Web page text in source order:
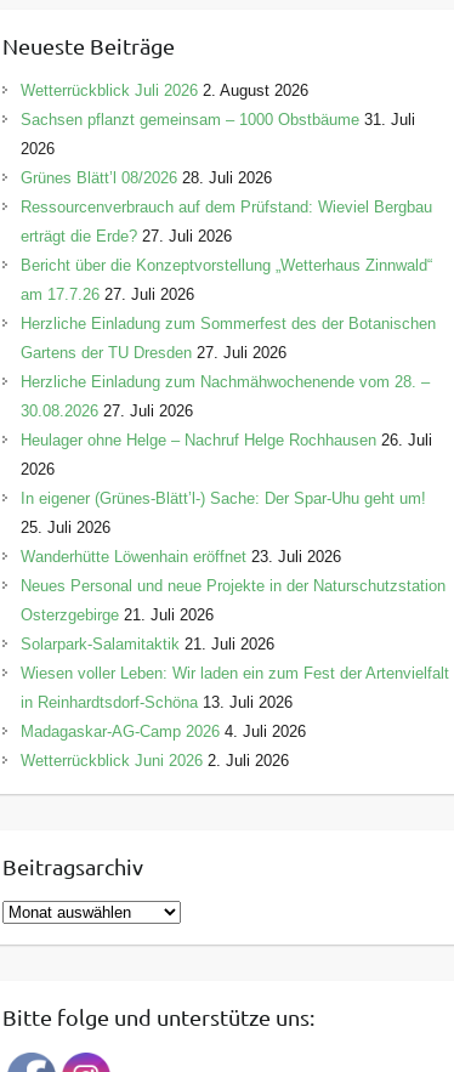
g
o
r
e
n
Neueste Beiträge
Wetterrückblick Juli 2026 2. August 2026
Sachsen pflanzt gemeinsam – 1000 Obstbäume 31. Juli
2026
Grünes Blätt’l 08/2026 28. Juli 2026
Ressourcenverbrauch auf dem Prüfstand: Wieviel Bergbau
erträgt die Erde? 27. Juli 2026
Bericht über die Konzeptvorstellung „Wetterhaus Zinnwald“
am 17.7.26 27. Juli 2026
Herzliche Einladung zum Sommerfest des der Botanischen
Gartens der TU Dresden 27. Juli 2026
Herzliche Einladung zum Nachmähwochenende vom 28. –
30.08.2026 27. Juli 2026
Heulager ohne Helge – Nachruf Helge Rochhausen 26. Juli
2026
In eigener (Grünes-Blätt’l-) Sache: Der Spar-Uhu geht um!
25. Juli 2026
Wanderhütte Löwenhain eröffnet 23. Juli 2026
Neues Personal und neue Projekte in der Naturschutzstation
Osterzgebirge 21. Juli 2026
Solarpark-Salamitaktik 21. Juli 2026
Wiesen voller Leben: Wir laden ein zum Fest der Artenvielfalt
in Reinhardtsdorf-Schöna 13. Juli 2026
Madagaskar-AG-Camp 2026 4. Juli 2026
Wetterrückblick Juni 2026 2. Juli 2026
Beitragsarchiv
B
e
rBitte folge und unterstütze uns: